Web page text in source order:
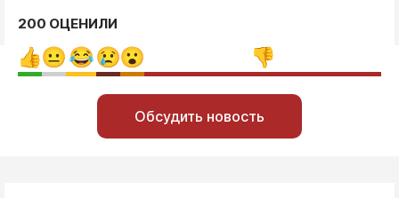
200 ОЦЕНИЛИ
Обсудить новость